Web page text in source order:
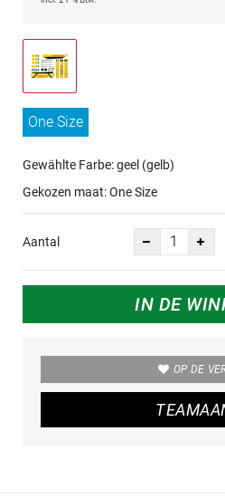
One Size
Gewählte Farbe: geel (gelb)
Gekozen maat:One Size
Aantal
IN DE
OP DE